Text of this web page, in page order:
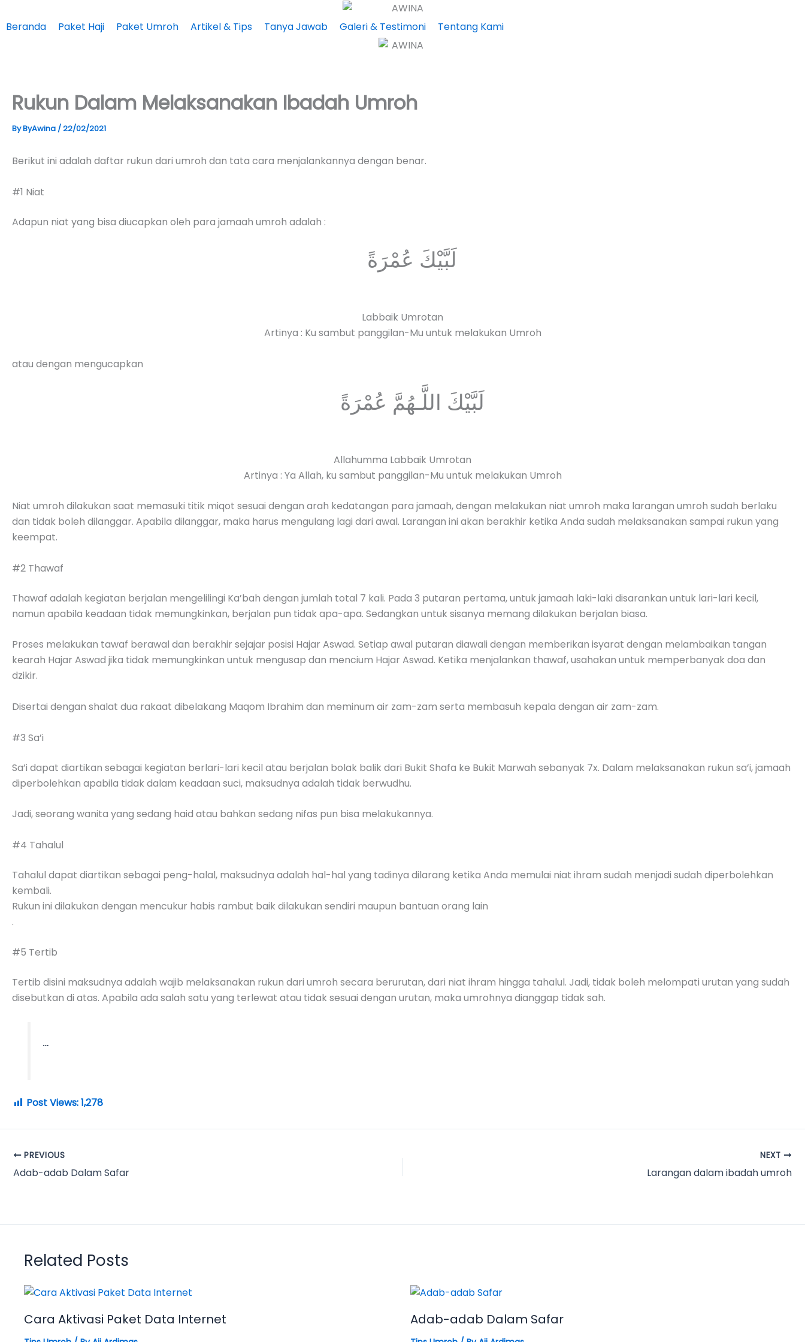
toBeranda Paket Haji Paket Umroh Artikel & Tips Tanya Jawab Galeri & Testimoni Tentang Kami
Rukun Dalam Melaksanakan Ibadah Umroh
ByByAwina /22/02/2021
Berikut ini adalah daftar rukun dari umroh dan tata cara menjalankannya dengan benar.
#1 Niat
Adapun niat yang bisa diucapkan oleh para jamaah umroh adalah :
لَبَّيْكَ عُمْرَةً
Labbaik Umrotan
Artinya : Ku sambut panggilan-Mu untuk melakukan Umroh
atau dengan mengucapkan
لَبَّيْكَ اللَّـهُمَّ عُمْرَةً
Allahumma Labbaik Umrotan
Artinya : Ya Allah, ku sambut panggilan-Mu untuk melakukan Umroh
Niat umroh dilakukan saat memasuki titik miqot sesuai dengan arah kedatangan para jamaah, dengan melakukan niat umroh maka larangan umroh sudah berlaku
dan tidak boleh dilanggar. Apabila dilanggar, maka harus mengulang lagi dari awal. Larangan ini akan berakhir ketika Anda sudah melaksanakan sampai rukun yang
keempat.
#2 Thawaf
Thawaf adalah kegiatan berjalan mengelilingi Ka’bah dengan jumlah total 7 kali. Pada 3 putaran pertama, untuk jamaah laki-laki disarankan untuk lari-lari kecil,
namun apabila keadaan tidak memungkinkan, berjalan pun tidak apa-apa. Sedangkan untuk sisanya memang dilakukan berjalan biasa.
Proses melakukan tawaf berawal dan berakhir sejajar posisi Hajar Aswad. Setiap awal putaran diawali dengan memberikan isyarat dengan melambaikan tangan
kearah Hajar Aswad jika tidak memungkinkan untuk mengusap dan mencium Hajar Aswad. Ketika menjalankan thawaf, usahakan untuk memperbanyak doa dan
dzikir.
Disertai dengan shalat dua rakaat dibelakang Maqom Ibrahim dan meminum air zam-zam serta membasuh kepala dengan air zam-zam.
#3 Sa’i
Sa’i dapat diartikan sebagai kegiatan berlari-lari kecil atau berjalan bolak balik dari Bukit Shafa ke Bukit Marwah sebanyak 7x. Dalam melaksanakan rukun sa’i, jamaah
diperbolehkan apabila tidak dalam keadaan suci, maksudnya adalah tidak berwudhu.
Jadi, seorang wanita yang sedang haid atau bahkan sedang nifas pun bisa melakukannya.
#4 Tahalul
Tahalul dapat diartikan sebagai peng-halal, maksudnya adalah hal-hal yang tadinya dilarang ketika Anda memulai niat ihram sudah menjadi sudah diperbolehkan
kembali.
Rukun ini dilakukan dengan mencukur habis rambut baik dilakukan sendiri maupun bantuan orang lain
.
#5 Tertib
Tertib disini maksudnya adalah wajib melaksanakan rukun dari umroh secara berurutan, dari niat ihram hingga tahalul. Jadi, tidak boleh melompati urutan yang sudah
disebutkan di atas. Apabila ada salah satu yang terlewat atau tidak sesuai dengan urutan, maka umrohnya dianggap tidak sah.
…
Post Views:1,278
PREVIOUS
Adab-adab Dalam Safar
NEXT
Larangan dalam ibadah umroh
Related Posts
Cara Aktivasi Paket Data Internet Adab-adab Dalam Safar